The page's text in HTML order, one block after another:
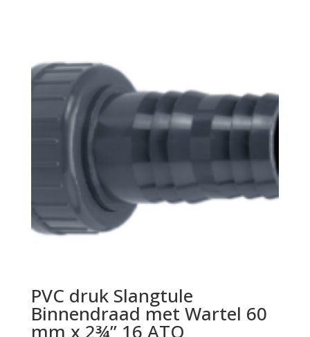
PVC druk Slangtule
Binnendraad met Wartel 60
mm x 2¾” 16 ATO